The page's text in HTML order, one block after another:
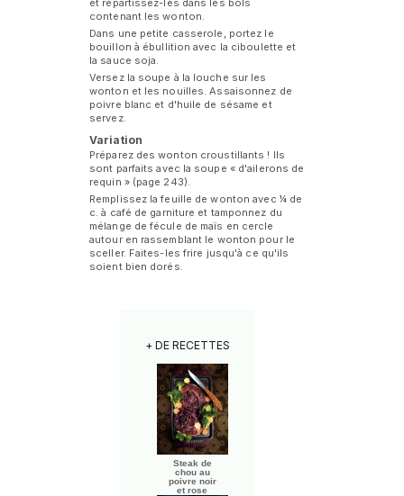
contenant les wonton.
Dans une petite casserole, portez le
bouillon à ébullition avec la ciboulette et
la sauce soja.
Versez la soupe à la louche sur les
wonton et les nouilles. Assaisonnez de
poivre blanc et d'huile de sésame et
servez.
Variation
Préparez des wonton croustillants ! Ils
sont parfaits avec la soupe « d'ailerons de
requin » (page 243).
Remplissez la feuille de wonton avec ¼ de
c. à café de garniture et tamponnez du
mélange de fécule de maïs en cercle
autour en rassemblant le wonton pour le
sceller. Faites-les frire jusqu'à ce qu'ils
soient bien dorés.
+ DE RECETTES
Steak de
chou au
poivre noir
et rose